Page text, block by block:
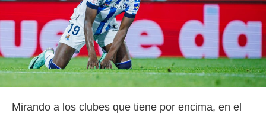
Mirando a los clubes que tiene por encima, en el